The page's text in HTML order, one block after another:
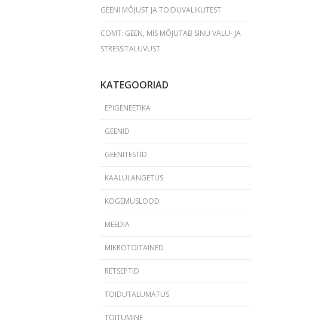
GEENI MÕJUST JA TOIDUVALIKUTEST
COMT: GEEN, MIS MÕJUTAB SINU VALU- JA
STRESSITALUVUST
KATEGOORIAD
EPIGENEETIKA
GEENID
GEENITESTID
KAALULANGETUS
KOGEMUSLOOD
MEEDIA
MIKROTOITAINED
RETSEPTID
TOIDUTALUMATUS
TOITUMINE